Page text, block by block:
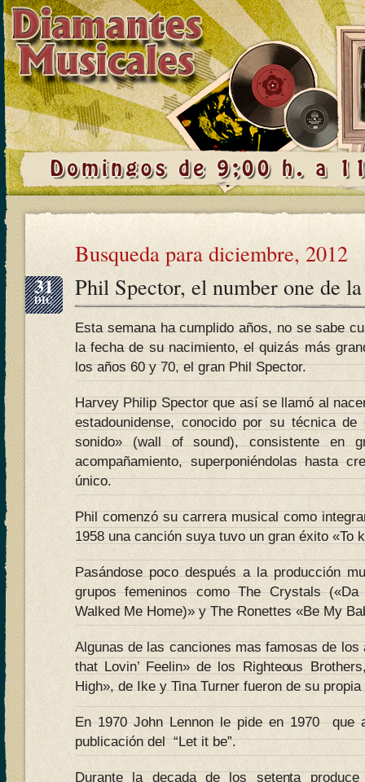
Busqueda para diciembre, 2012
31
DIC Phil Spector, el number one de
Esta semana ha cumplido años, no se sabe
la fecha de su nacimiento, el quizás más
los años 60 y 70, el gran Phil Spector.
Harvey Philip Spector que así se llamó al
estadounidense, conocido por su técnica
sonido» (wall of sound), consistente en
acompañamiento, superponiéndolas hasta
único.
Phil comenzó su carrera musical como
1958 una canción suya tuvo un gran éxito «To
Pasándose poco después a la producción
grupos femeninos como The Crystals
Walked Me Home)» y The Ronettes «Be My
Algunas de las canciones mas famosas de los
that Lovin’ Feelin» de los Righteous
High», de Ike y Tina Turner fueron de su
En 1970 John Lennon le pide en 1970 que
publicación del “Let it be”.
Durante la decada de los setenta